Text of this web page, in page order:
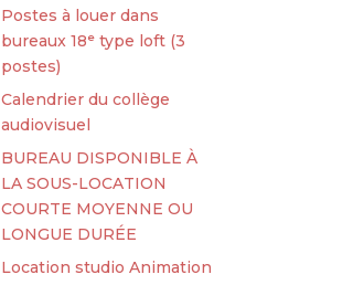
Postes à louer dans
bureaux 18ᵉ type loft (3
postes)
Calendrier du collège
audiovisuel
BUREAU DISPONIBLE À
LA SOUS-LOCATION
COURTE MOYENNE OU
LONGUE DURÉE
Location studio Animation